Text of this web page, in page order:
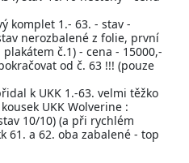
komplet 1.- 63. - stav -
nerozbalené z folie, první
č.1) - cena - 15000,-
od č. 63 !!! (pouze
k UKK 1.-63. velmi těžko
UKK Wolverine :
10/10) (a při rychlém
61. a 62. oba zabalené - top